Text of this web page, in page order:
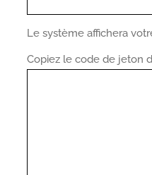
Le système affichera
Copiez le code de jeton